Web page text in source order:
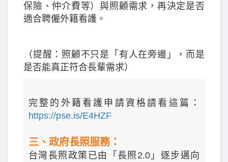
保險、仲介費等）與照顧需求，再決定是否
適合聘僱外籍看護。
（提醒：照顧不只是「有人在旁邊」，而是
是否能真正符合長輩需求）
完整的外籍看護申請資格請看這篇：
https://pse.is/E4HZF
三、政府長照服務：
台灣長照政策已由「長照2.0」逐步邁向